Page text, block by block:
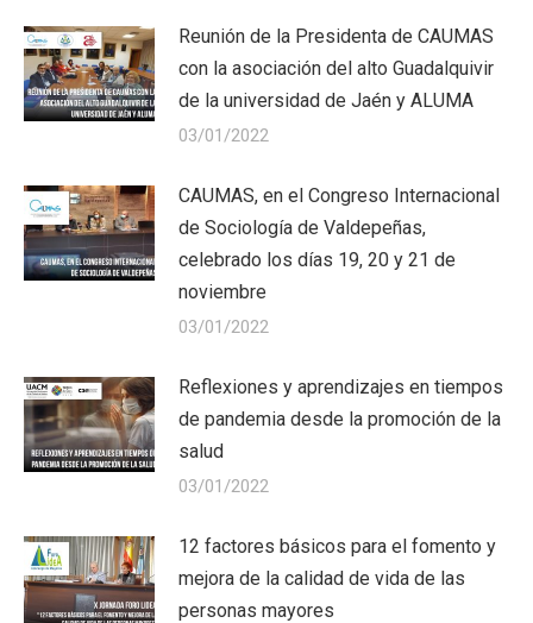
Reunión de la Presidenta de CAUMAS
con la asociación del alto Guadalquivir
de la universidad de Jaén y ALUMA
03/01/2022
CAUMAS, en el Congreso Internacional
de Sociología de Valdepeñas,
celebrado los días 19, 20 y 21 de
noviembre
03/01/2022
Reflexiones y aprendizajes en tiempos
de pandemia desde la promoción de la
salud
03/01/2022
12 factores básicos para el fomento y
mejora de la calidad de vida de las
personas mayores